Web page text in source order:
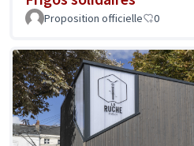
Proposition officielle 0